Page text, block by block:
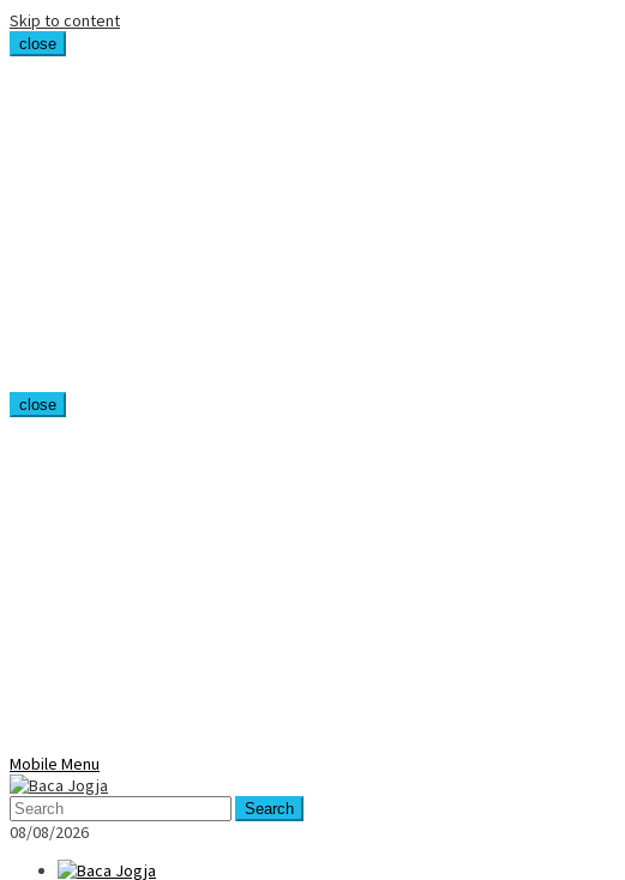
Skip to content
close
close
Mobile Menu
Search
08/08/2026